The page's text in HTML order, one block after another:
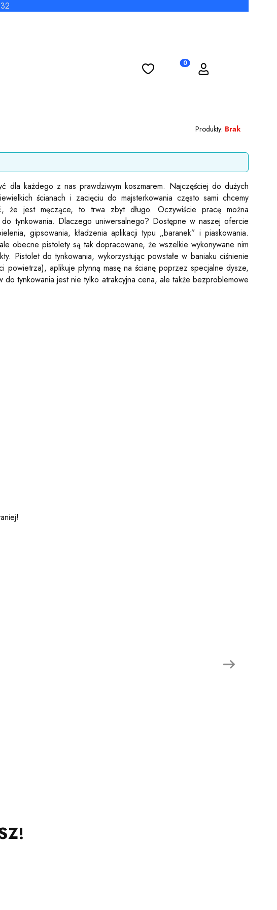
Ulubione Produkty w koszyku: 0.
Koszyk Zaloguj się
Produkty: Brak
dla każdego z nas prawdziwym koszmarem. Najczęściej do dużych
ścianach i zacięciu do majsterkowania często sami chcemy
że jest męczące, to trwa zbyt długo. Oczywiście pracę można
tynkowania. Dlaczego uniwersalnego? Dostępne w naszej ofercie
gipsowania, kładzenia aplikacji typu „baranek” i piaskowania.
obecne pistolety są tak dopracowane, że wszelkie wykonywane nim
Pistolet do tynkowania, wykorzystując powstałe w baniaku ciśnienie
aplikuje płynną masę na ścianę poprzez specjalne dysze,
tynkowania jest nie tylko atrakcyjna cena, ale także bezproblemowe